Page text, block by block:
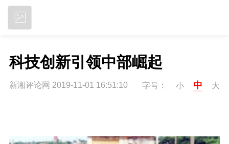
科技创新引领中部崛起
新湘评论网 2019-11-01 16:51:10 字号： 小 中 大